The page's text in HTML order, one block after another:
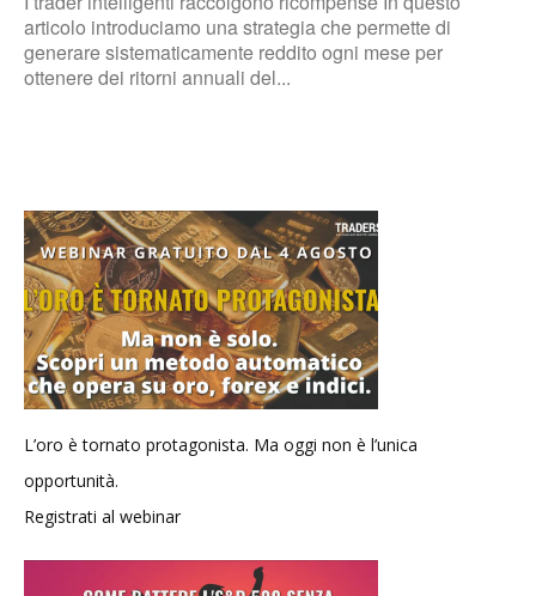
articolo introduciamo una strategia che permette di
generare sistematicamente reddito ogni mese per
ottenere dei ritorni annuali del...
L’oro è tornato protagonista. Ma oggi non è l’unica
opportunità.
Registrati al webinar